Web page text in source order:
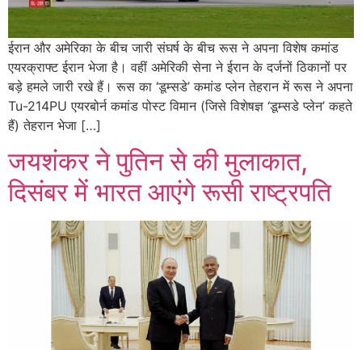
ईरान और अमेरिका के बीच जारी संघर्ष के बीच रूस ने अपना विशेष कमांड
एयरक्राफ्ट ईरान भेजा है। वहीं अमेरिकी सेना ने ईरान के दर्जनों ठिकानों पर
बड़े हमले जारी रखे हैं। रूस का ‘डूम्सडे’ कमांड प्लेन तेहरान में रूस ने अपना
Tu-214PU एयरबोर्न कमांड पोस्ट विमान (जिसे विशेषज्ञ ‘डूम्सडे प्लेन’ कहते
हैं) तेहरान भेजा […]
जयशंकर ने पुतिन से की मुलाकात,
दिसंबर में भारत आएंगे रूसी राष्ट्रपति